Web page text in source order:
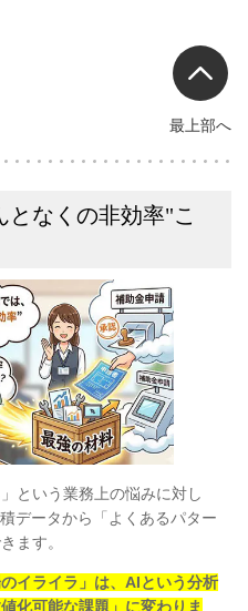
最上部へ
なくの非効率"こ
という業務上の悩みに対し
データから「よくあるパター
ます。
イライラ」は、AIという分析
化可能な課題」に変わりま